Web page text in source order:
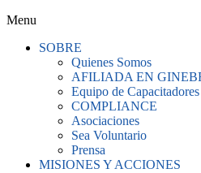
Menu
SOBRE
Quienes Somos
AFILIADA EN
Equipo de Capacitadores
COMPLIANCE
Asociaciones
Sea Voluntario
Prensa
MISIONES Y ACCIONES